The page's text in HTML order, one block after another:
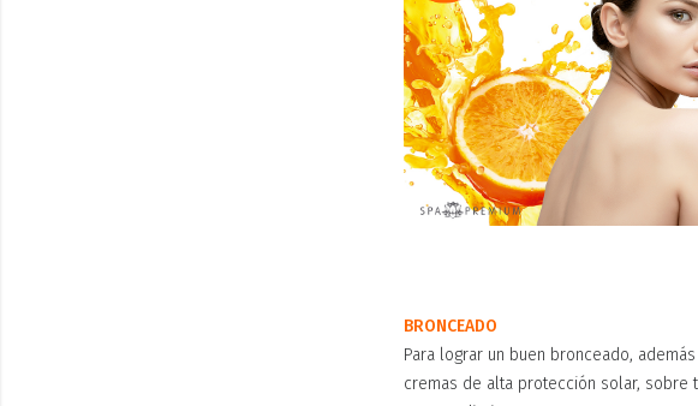
BRONCEADO
Para lograr un buen bronceado,
cremas de alta protección solar,